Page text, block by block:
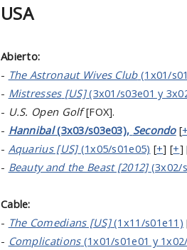
USA
Abierto:
- The Astronaut Wives Club(1x01/
- Mistresses [US](3x01/s03e01 y
- U.S. Open Golf[FOX].
- Hannibal(3x03/s03e03), Secondo[+
- Aquarius [US](1x05/s01e05) [+] [+]
- Beauty and the Beast [2012](3x02/
Cable:
- The Comedians [US](1x11/s01e11)
- Complications(1x01/s01e01 y